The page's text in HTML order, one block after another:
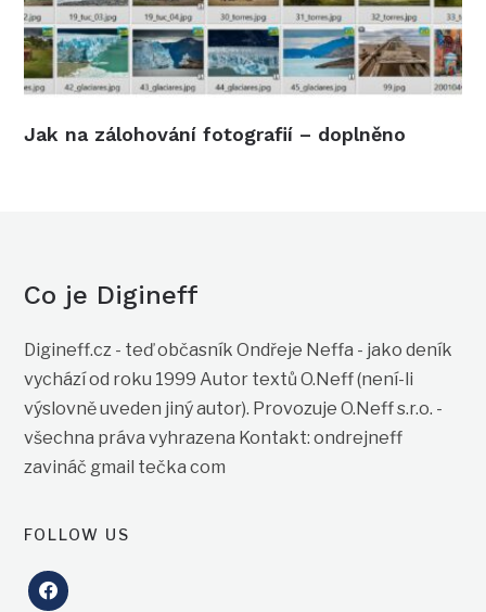
Jak na zálohování fotografií – doplněno
Co je Digineff
Digineff.cz - teď občasník Ondřeje Neffa - jako deník
vychází od roku 1999 Autor textů O.Neff (není-li
výslovně uveden jiný autor). Provozuje O.Neff s.r.o. -
všechna práva vyhrazena Kontakt: ondrejneff
zavináč gmail tečka com
FOLLOW US
facebook